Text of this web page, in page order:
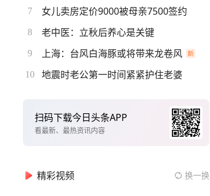
7 女儿卖房定价9000被母亲7500签约
8 老中医：立秋后养心是关键
9 上海：台风白海豚或将带来龙卷风
10 地震时老公第一时间紧紧护住老婆
扫码下载今日头条APP
看最新、最热资讯内容
精彩视频 换一换